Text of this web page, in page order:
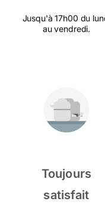
Jusqu'à 17h00 du
au vendredi.
Toujours
satisfait